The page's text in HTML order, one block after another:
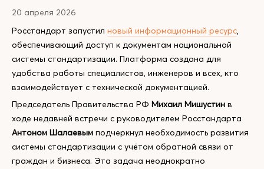
20 апреля 2026
Росстандарт запустил новый информационный ресурс,
обеспечивающий доступ к документам национальной
системы стандартизации. Платформа создана для
удобства работы специалистов, инженеров и всех, кто
взаимодействует с технической документацией.
Председатель Правительства РФ Михаил Мишустин в
ходе недавней встречи с руководителем Росстандарта
Антоном Шалаевым подчеркнул необходимость развития
системы стандартизации с учётом обратной связи от
граждан и бизнеса. Эта задача неоднократно